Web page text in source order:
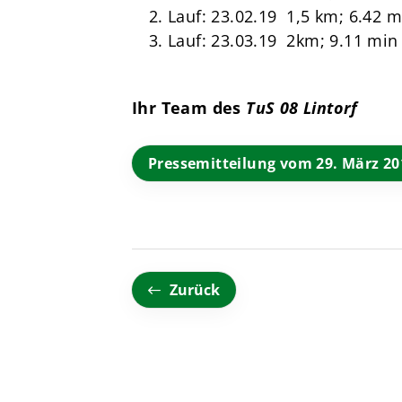
Lauf: 23.02.19 1,5 km; 6.42
Lauf: 23.03.19 2km; 9.11 min
Ihr Team des TuS 08 Lintorf
Pressemitteilung vom 29. März
Zurück